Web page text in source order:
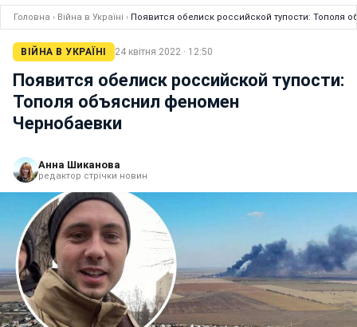
Головна › Війна в Україні › Появится обелиск российской тупости: Тополя
ВІЙНА В УКРАЇНІ 24 квітня 2022 · 12:50
Появится обелиск российской тупости:
Тополя объяснил феномен
Чернобаевки
Анна Шиканова
редактор стрічки новин